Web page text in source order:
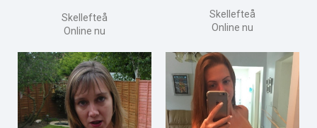
Skellefteå
Online nu
Skellefteå
Online nu